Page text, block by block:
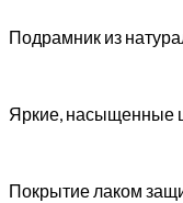
Подрамник из
Яркие, насыщенные
Покрытие лаком